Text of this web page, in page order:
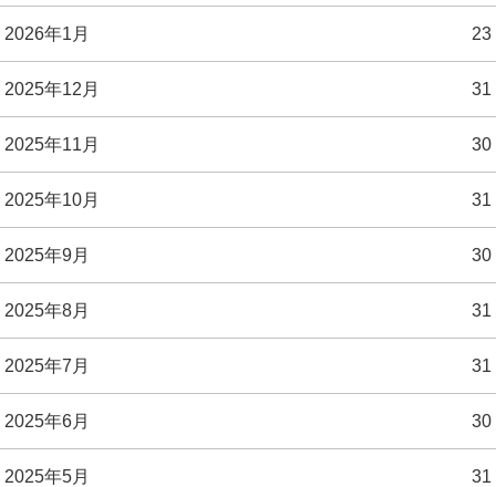
2026年1月 23
2025年12月 31
2025年11月 30
2025年10月 31
2025年9月 30
2025年8月 31
2025年7月 31
2025年6月 30
2025年5月 31